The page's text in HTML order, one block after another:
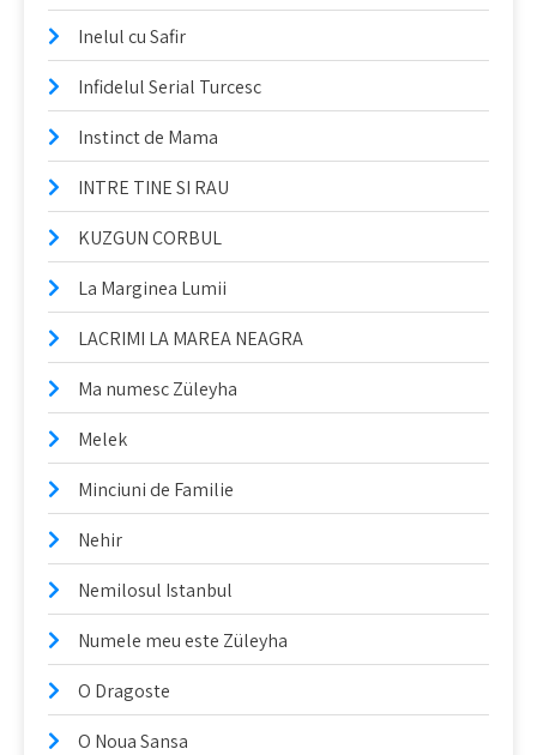
Inelul cu Safir
Infidelul Serial Turcesc
Instinct de Mama
INTRE TINE SI RAU
KUZGUN CORBUL
La Marginea Lumii
LACRIMI LA MAREA NEAGRA
Ma numesc Züleyha
Melek
Minciuni de Familie
Nehir
Nemilosul Istanbul
Numele meu este Züleyha
O Dragoste
O Noua Sansa